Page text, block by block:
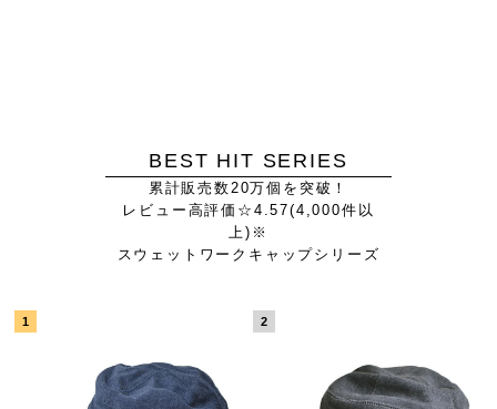
BEST HIT SERIES
累計販売数20万個を突破！
レビュー高評価☆4.57(4,000件以
上)※
スウェットワークキャップシリーズ